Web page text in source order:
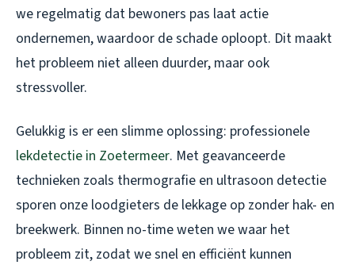
we regelmatig dat bewoners pas laat actie
ondernemen, waardoor de schade oploopt. Dit maakt
het probleem niet alleen duurder, maar ook
stressvoller.
Gelukkig is er een slimme oplossing: professionele
lekdetectie in Zoetermeer. Met geavanceerde
technieken zoals thermografie en ultrasoon detectie
sporen onze loodgieters de lekkage op zonder hak- en
breekwerk. Binnen no-time weten we waar het
probleem zit, zodat we snel en efficiënt kunnen